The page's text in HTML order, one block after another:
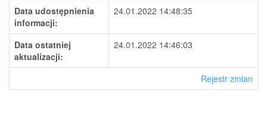
Data udostępnienia
informacji:
24.01.2022 14:48:35
Data ostatniej
aktualizacji:
24.01.2022 14:46:03
Rejestr zmian